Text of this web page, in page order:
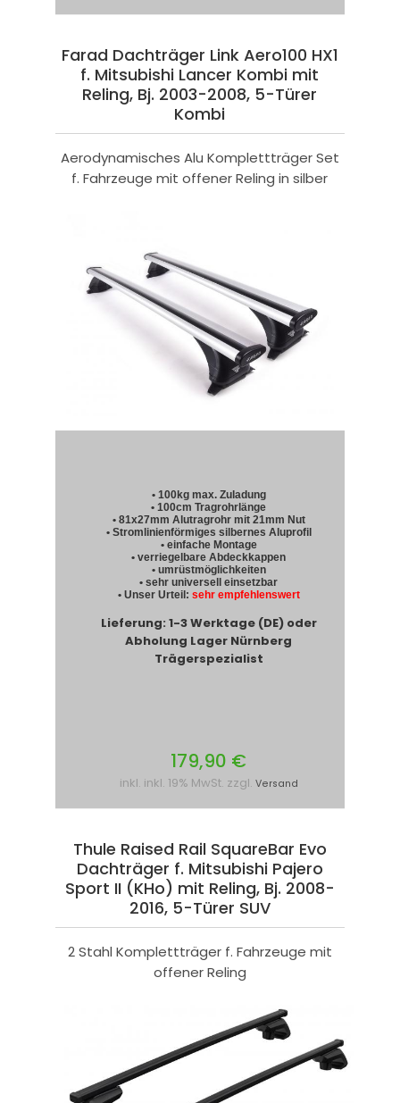
Farad Dachträger Link Aero100 HX1
f. Mitsubishi Lancer Kombi mit
Reling, Bj. 2003-2008, 5-Türer
Kombi
Aerodynamisches Alu Komplettträger Set
f. Fahrzeuge mit offener Reling in silber
• 100kg max. Zuladung
• 100cm Tragrohrlänge
• 81x27mm Alutragrohr mit 21mm Nut
• Stromlinienförmiges silbernes Aluprofil
• einfache Montage
• verriegelbare Abdeckkappen
• umrüstmöglichkeiten
• sehr universell einsetzbar
• Unser Urteil: sehr empfehlenswert
Lieferung: 1-3 Werktage (DE) oder
Abholung Lager Nürnberg
Trägerspezialist
179,90 €
inkl. inkl. 19% MwSt. zzgl. Versand
Thule Raised Rail SquareBar Evo
Dachträger f. Mitsubishi Pajero
Sport II (KHo) mit Reling, Bj. 2008-
2016, 5-Türer SUV
2 Stahl Komplettträger f. Fahrzeuge mit
offener Reling